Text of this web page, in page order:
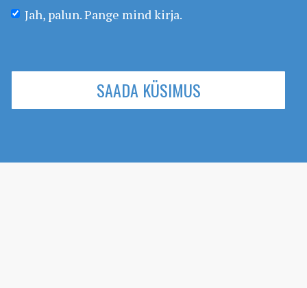
Jah, palun. Pange mind kirja.
SAADA KÜSIMUS